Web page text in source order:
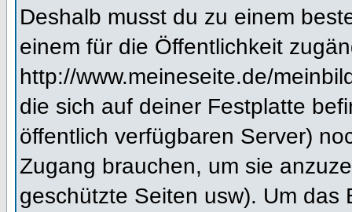
Deshalb musst du zu einem
einem für die Öffentlichkeit
http://www.meineseite.de/
die sich auf deiner Festplatte
öffentlich verfügbaren Server)
Zugang brauchen, um sie
geschützte Seiten usw). Um